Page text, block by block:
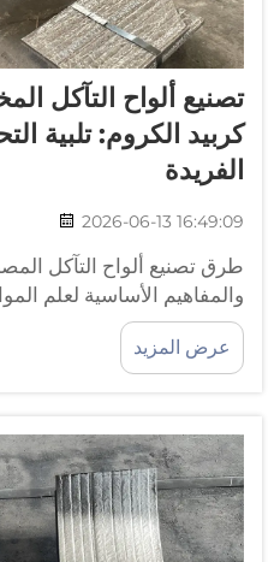
تصنيع ألواح التآكل
كربيد الكروم: تلبية
الفريدة
2026-06-13 16:49:09
طرق تصنيع ألواح التآكل
والمفاهيم الأساسية لعلم
تحقيق التوازن بين نسبة حجم
المصفوفة، وقوة الالتصاق
التآكل المصنوعة من كربيد
عرض المزيد